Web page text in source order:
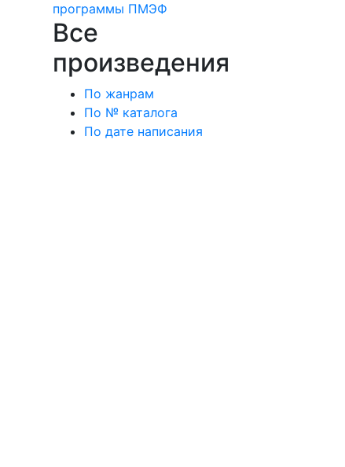
программы ПМЭФ
Все
произведения
По жанрам
По № каталога
По дате написания